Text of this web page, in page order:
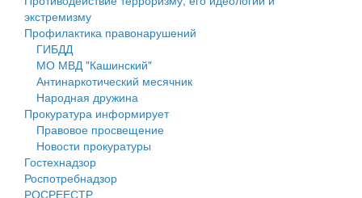
Деятельность МУ
Нормативы градостроительного проектирования
Правила землепользования и застройки
Генеральные планы
Проекты планировки территории
Собрание депутатов
экстремизму
Профилактика правонарушений
ГИБДД
МО МВД "Кашинский"
Антинаркотический месячник
Народная дружина
Прокуратура информирует
Правовое просвещение
Новости прокуратуры
Гостехнадзор
Роспотребнадзор
РОСРЕЕСТР